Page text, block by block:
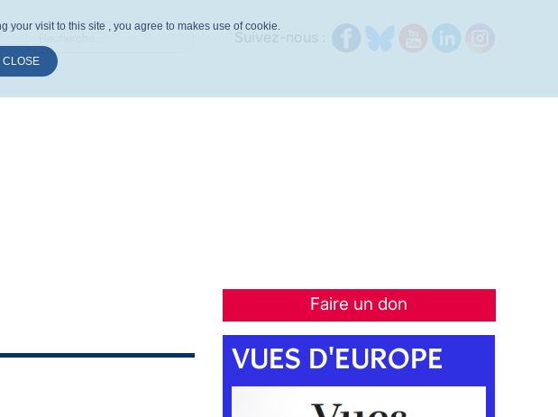
Faire un don
VUES D'EUROPE
your visit to this site , you agree to makes use of cookie.
CLOSE